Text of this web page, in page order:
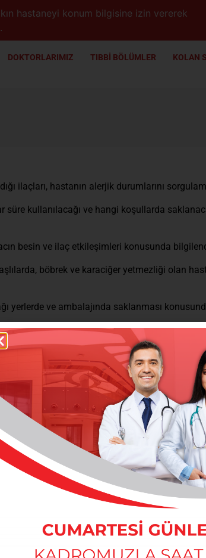
hastaneyi konum bilgisine izin vererek
DOKTORLARIMIZ TIBBİ BÖLÜMLER KOLAN
ilaçları, hastanın alerjik durumlarını
süre kullanılacağı ve hangi koşullarda
besin ve ilaç etkileşimleri konusunda
böbrek ve karaciğer yetmezliği olan
yerlerde ve ambalajında saklanması
hekime danışmadan doz değişikliğine
alınmamaları, son kullanma tarihi geçmiş